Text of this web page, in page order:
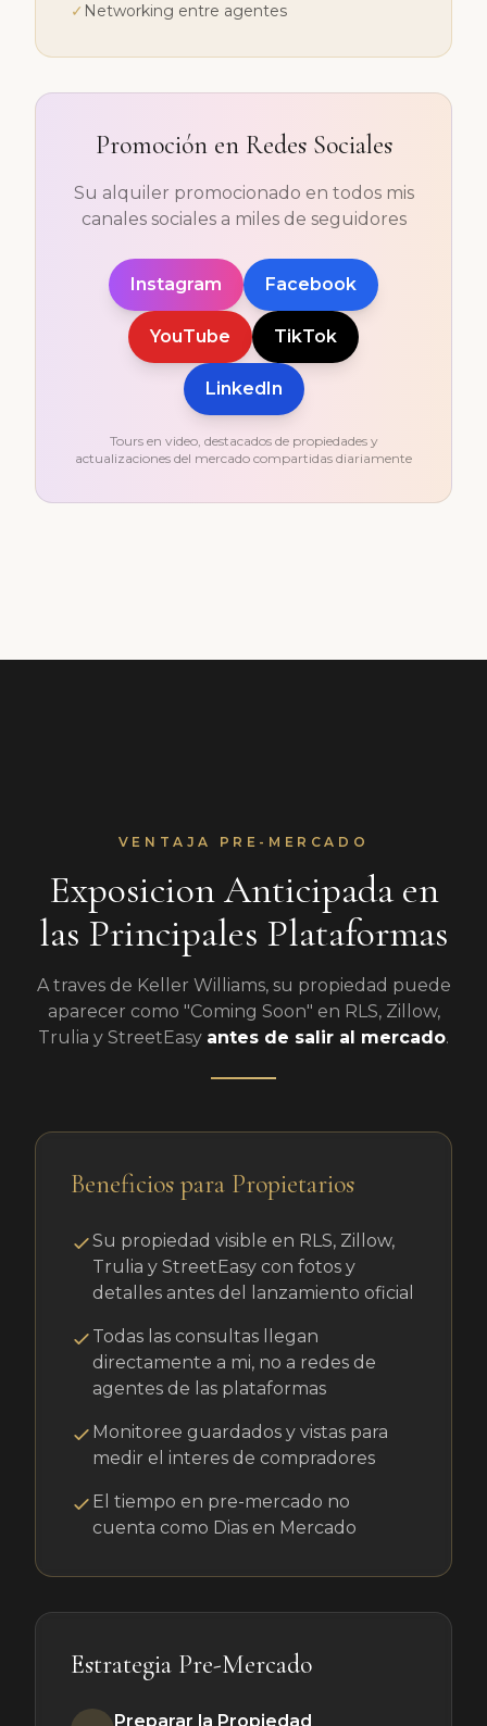
✓ Networking entre agentes
Promoción en Redes Sociales
Su alquiler promocionado en todos mis
canales sociales a miles de seguidores
Instagram Facebook
YouTube TikTok
LinkedIn
Tours en video, destacados de propiedades y
actualizaciones del mercado compartidas diariamente
VENTAJA PRE-MERCADO
Exposicion Anticipada en
las Principales Plataformas
A traves de Keller Williams, su propiedad puede
aparecer como "Coming Soon" en RLS, Zillow,
Trulia y StreetEasy antes de salir al mercado.
Beneficios para Propietarios
Su propiedad visible en RLS, Zillow,
Trulia y StreetEasy con fotos y
detalles antes del lanzamiento oficial
Todas las consultas llegan
directamente a mi, no a redes de
agentes de las plataformas
Monitoree guardados y vistas para
medir el interes de compradores
El tiempo en pre-mercado no
cuenta como Dias en Mercado
Estrategia Pre-Mercado
Preparar la Propiedad